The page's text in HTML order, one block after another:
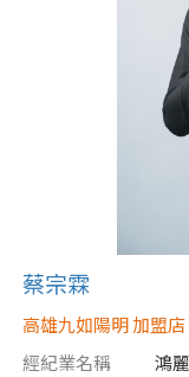
蔡宗霖
高雄九如陽明 加盟店
經紀業名稱
鴻